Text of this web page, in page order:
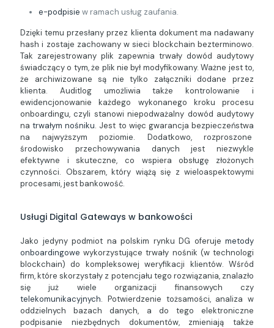
e-podpisie w ramach usług zaufania.
Dzięki temu przesłany przez klienta dokument ma nadawany
hash i zostaje zachowany w sieci blockchain bezterminowo.
Tak zarejestrowany plik zapewnia trwały dowód audytowy
świadczący o tym, że plik nie był modyfikowany. Ważne jest to,
że archiwizowane są nie tylko załączniki dodane przez
klienta. Auditlog umożliwia także kontrolowanie i
ewidencjonowanie każdego wykonanego kroku procesu
onboardingu, czyli stanowi niepodważalny dowód audytowy
natrwałym nośniku. Jest to więc gwarancja bezpieczeństwa
na najwyższym poziomie. Dodatkowo, rozproszone
środowisko przechowywania danych jest niezwykle
efektywne i skuteczne, co wspiera obsługę złożonych
czynności. Obszarem, który wiążą się z wieloaspektowymi
procesami, jest bankowość.
Usługi Digital Gateways w bankowości
Jako jedyny podmiot na polskim rynku DG oferuje metody
onboardingowe wykorzystujące trwały nośnik (w technologi
blockchain) do kompleksowej weryfikacji klientów. Wśród
firm, które skorzystały z potencjału tego rozwiązania, znalazło
się już wiele organizacji finansowych czy
telekomunikacyjnych. Potwierdzenie tożsamości, analiza w
oddzielnych bazach danych, a do tego elektroniczne
podpisanie niezbędnych dokumentów, zmieniają także